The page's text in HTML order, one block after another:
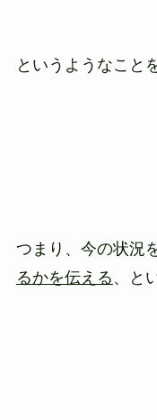
というようなこと
つまり、今の状況
るかを伝える 、と